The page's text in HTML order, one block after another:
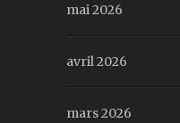
mai 2026
avril 2026
mars 2026